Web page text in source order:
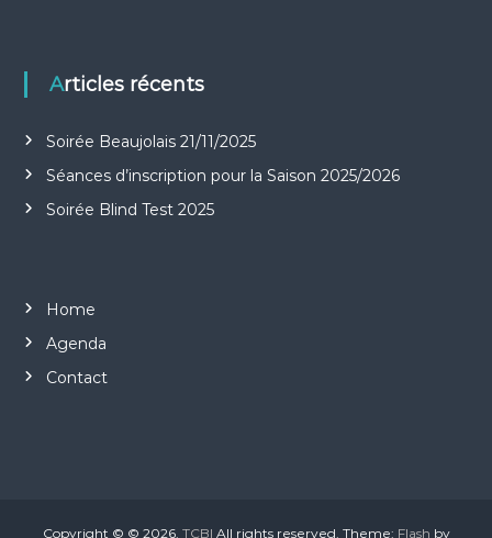
n
d
e
l
a
r
c
Articles récents
Soirée Beaujolais 21/11/2025
Séances d’inscription pour la Saison 2025/2026
Soirée Blind Test 2025
Home
Agenda
Contact
Copyright © © 2026. TCBI All rights reserved. Theme: Flash by